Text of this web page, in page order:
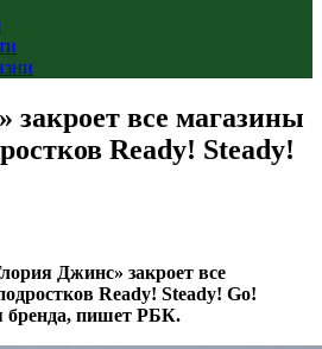
закроет все магазины
Ready! Steady!
Джинс» закроет все
Ready! Steady! Go!
бренда, пишет РБК.